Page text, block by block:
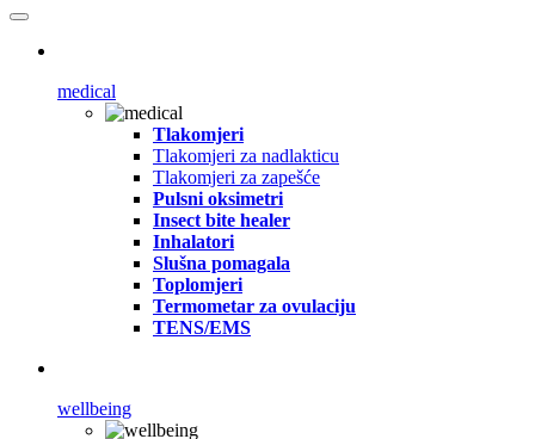
medical
Tlakomjeri
Tlakomjeri za nadlakticu
Tlakomjeri za zapešće
Pulsni oksimetri
Insect bite healer
Inhalatori
Slušna pomagala
Toplomjeri
Termometar za ovulaciju
TENS/EMS
wellbeing